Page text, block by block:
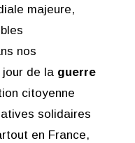
majeure,
nos
jour de la guerre
citoyenne
solidaires
en France,